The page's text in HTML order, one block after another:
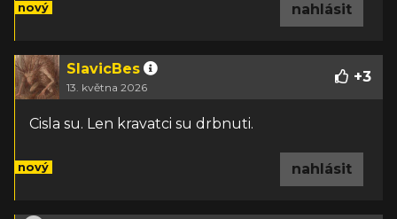
nový nahlásit
SlavicBes
13. května 2026
+3
Cisla su. Len kravatci su drbnuti.
nový nahlásit